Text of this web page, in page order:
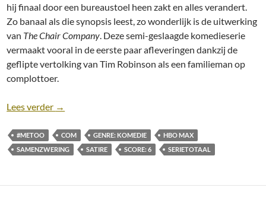
hij finaal door een bureaustoel heen zakt en alles verandert.
Zo banaal als die synopsis leest, zo wonderlijk is de uitwerking
van The Chair Company. Deze semi-geslaagde komedieserie
vermaakt vooral in de eerste paar afleveringen dankzij de
geflipte vertolking van Tim Robinson als een familieman op
complottoer.
Lees verder Recensie: The Chair Company [HBO Max; Tim
→
#METOO COM GENRE: KOMEDIE
HBO MAX
SAMENZWERING
SATIRE SCORE: 6 SERIETOTAAL